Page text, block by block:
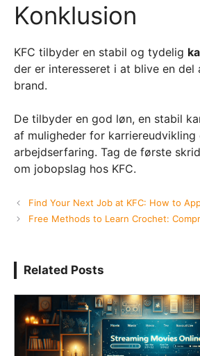
Konklusion
KFC tilbyder en stabil og tydelig
der er interesseret i at blive en
brand.
De tilbyder en god løn, en stabil
af muligheder for karriereudvikling
arbejdserfaring. Tag de første
om jobopslag hos KFC.
Find Your Next Job at KFC: How to
Free Methods to Learn Crochet:
Related Posts